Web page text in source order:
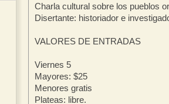
Charla cultural sobre los pueblos
Disertante: historiador e
VALORES DE ENTRADAS
Viernes 5
Mayores: $25
Menores gratis
Plateas: libre.